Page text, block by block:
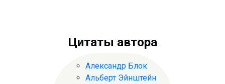
Цитаты автора
Александр Блок
Альберт Эйнштейн